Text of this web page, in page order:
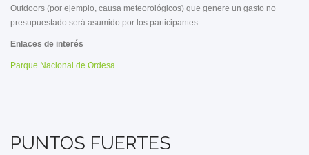
Outdoors (por ejemplo, causa meteorológicos) que genere un gasto no
presupuestado será asumido por los participantes.
Enlaces de interés
Parque Nacional de Ordesa
PUNTOS FUERTES